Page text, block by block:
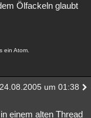
Ölfackeln glaubt
ein Atom.
24.08.2005 um 01:38
einem alten Thread